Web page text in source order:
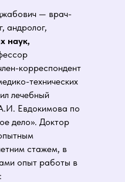
— врач-
андролог,
наук,
корреспондент
технических
лечебный
Евдокимова по
дело». Доктор
стажем, в
опыт работы в